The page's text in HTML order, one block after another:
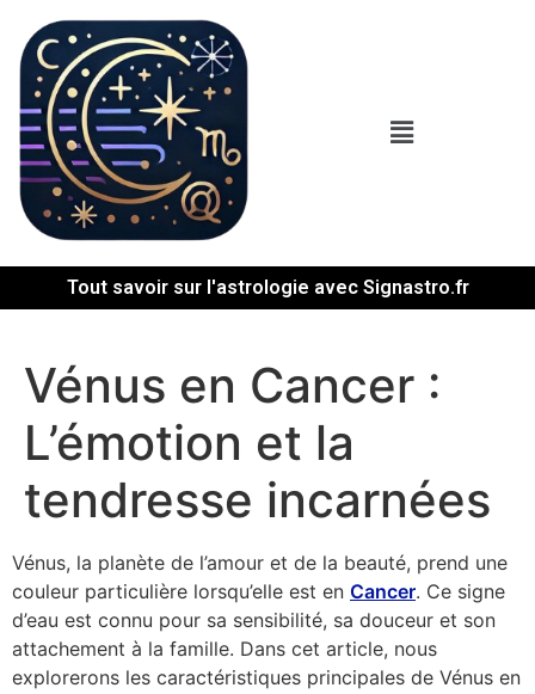
Tout savoir sur l'astrologie avec Signastro.fr
Vénus en Cancer :
L’émotion et la
tendresse incarnées
Vénus, la planète de l’amour et de la beauté, prend une
couleur particulière lorsqu’elle est en Cancer. Ce signe
d’eau est connu pour sa sensibilité, sa douceur et son
attachement à la famille. Dans cet article, nous
explorerons les caractéristiques principales de Vénus en